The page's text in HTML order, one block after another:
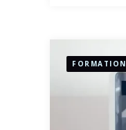
FORMATION